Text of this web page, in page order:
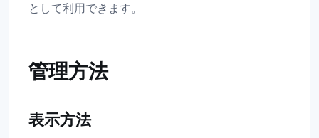
として利用できます。
管理方法
表示方法